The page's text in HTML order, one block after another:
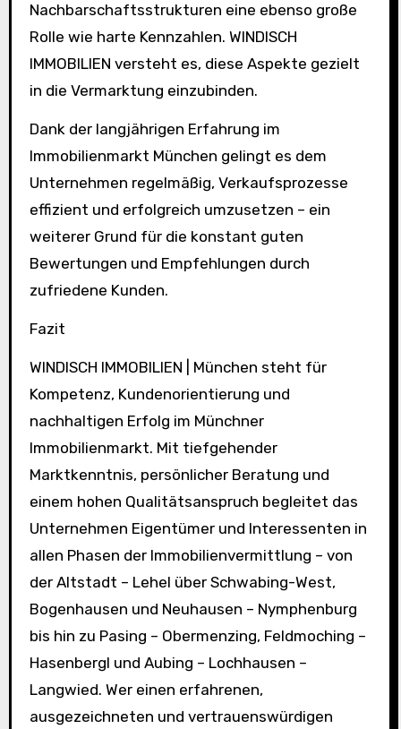
Nachbarschaftsstrukturen eine ebenso große
Rolle wie harte Kennzahlen. WINDISCH
IMMOBILIEN versteht es, diese Aspekte gezielt
in die Vermarktung einzubinden.
Dank der langjährigen Erfahrung im
Immobilienmarkt München gelingt es dem
Unternehmen regelmäßig, Verkaufsprozesse
effizient und erfolgreich umzusetzen – ein
weiterer Grund für die konstant guten
Bewertungen und Empfehlungen durch
zufriedene Kunden.
Fazit
WINDISCH IMMOBILIEN | München steht für
Kompetenz, Kundenorientierung und
nachhaltigen Erfolg im Münchner
Immobilienmarkt. Mit tiefgehender
Marktkenntnis, persönlicher Beratung und
einem hohen Qualitätsanspruch begleitet das
Unternehmen Eigentümer und Interessenten in
allen Phasen der Immobilienvermittlung – von
der Altstadt – Lehel über Schwabing-West,
Bogenhausen und Neuhausen – Nymphenburg
bis hin zu Pasing – Obermenzing, Feldmoching –
Hasenbergl und Aubing – Lochhausen –
Langwied. Wer einen erfahrenen,
ausgezeichneten und vertrauenswürdigen